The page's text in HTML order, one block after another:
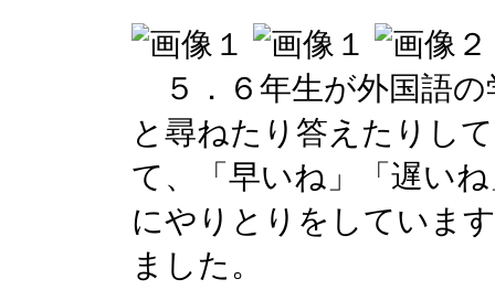
５．６年生が外国語の
と尋ねたり答えたりし
て、「早いね」「遅い
にやりとりをしていま
ました。